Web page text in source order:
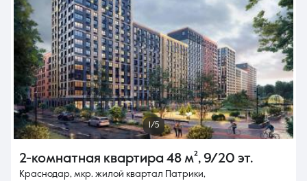
1/5
2-комнатная квартира 48 м², 9/20 эт.
Краснодар, мкр. жилой квартал Патрики,